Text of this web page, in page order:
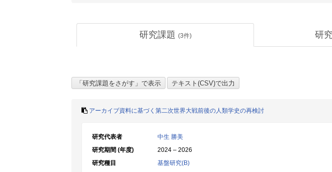
研究課題 (3件) 研
アーカイブ資料に基づく第二次世界大戦前後の人類学史の再検討
研究代表者
中生 勝美
研究期間 (年度)
2024 – 2026
研究種目
基盤研究(B)